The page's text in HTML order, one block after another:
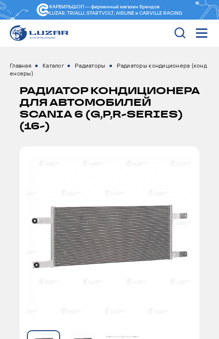
КАРВИЛЬШОП — фирменный магазин брендов
LUZAR, TRIALLI, STARTVOLT, AIRLINE и CARVILLE RACING
Главная Каталог Радиаторы
Радиаторы кондиционера (конд
енсеры)
РАДИАТОР КОНДИЦИОНЕРА
ДЛЯ АВТОМОБИЛЕЙ
SCANIA 6 (G,P,R-SERIES)
(16-)